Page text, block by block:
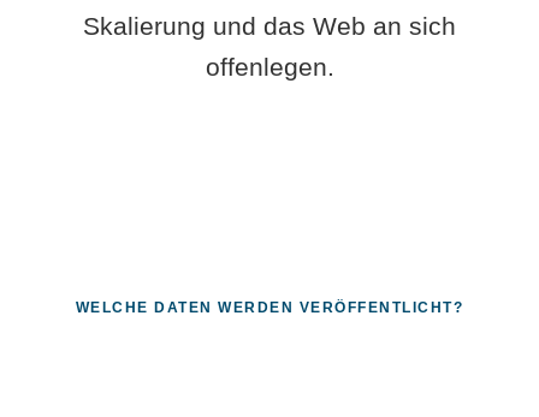
Skalierung und das Web an sich
offenlegen.
WELCHE DATEN WERDEN VERÖFFENTLICHT?